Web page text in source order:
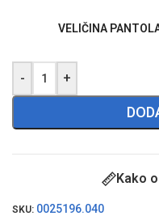
VELIČINA
- +
Kako
SKU: 0025196.040